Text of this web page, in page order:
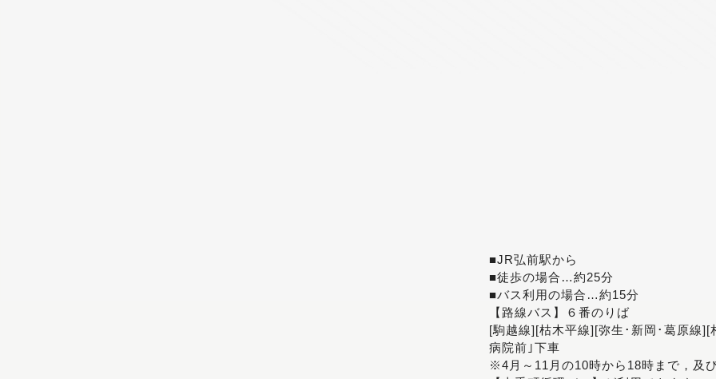
■JR弘前駅から
■徒歩の場合…約25分
■バス利用の場合…約15分
【路線バス】６番のりば
[駒越線][枯木平線][弥生･新岡･葛原線
病院前｣下車
※4月～11月の10時から18時まで，及